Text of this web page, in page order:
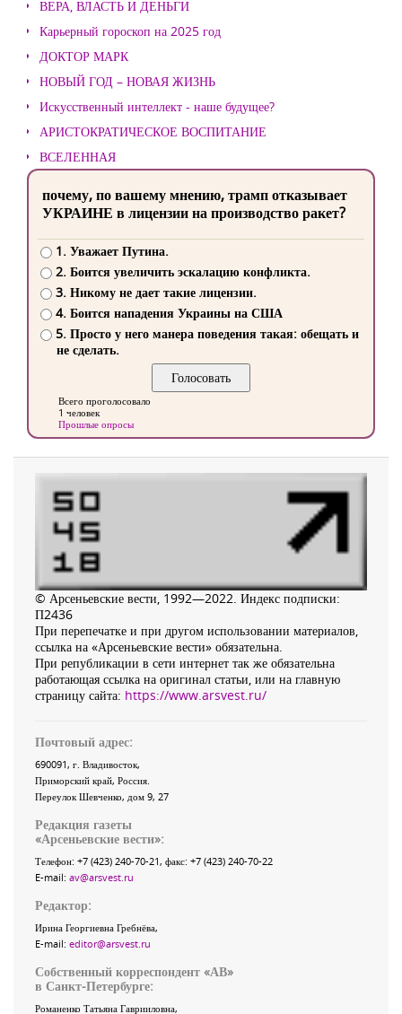
ВЕРА, ВЛАСТЬ И ДЕНЬГИ
Карьерный гороскоп на 2025 год
ДОКТОР МАРК
НОВЫЙ ГОД – НОВАЯ ЖИЗНЬ
Искусственный интеллект - наше будущее?
АРИСТОКРАТИЧЕСКОЕ ВОСПИТАНИЕ
ВСЕЛЕННАЯ
почему, по вашему мнению, трамп отказывает
УКРАИНЕ в лицензии на производство ракет?
1. Уважает Путина.
2. Боится увеличить эскалацию конфликта.
3. Никому не дает такие лицензии.
4. Боится нападения Украины на США
5. Просто у него манера поведения такая: обещать и
не сделать.
Всего проголосовало
1 человек
Прошлые опросы
© Арсеньевские вести, 1992—2022. Индекс подписки:
П2436
При перепечатке и при другом использовании материалов,
ссылка на «Арсеньевские вести» обязательна.
При републикации в сети интернет так же обязательна
работающая ссылка на оригинал статьи, или на главную
страницу сайта: https://www.arsvest.ru/
Почтовый адрес:
690091, г. Владивосток,
Приморский край, Россия
Переулок Шевченко, дом 9, 27
Редакция газеты
«Арсеньевские вести»:
Телефон: +7 (423) 240-70-21, факс: +7 (423) 240-70-22
E-mail: av@arsvest.ru
Редактор:
Ирина Георгиевна Гребнёва,
E-mail: editor@arsvest.ru
Собственный корреспондент «АВ»
в Санкт-Петербурге:
Романенко Татьяна Гаврииловна,